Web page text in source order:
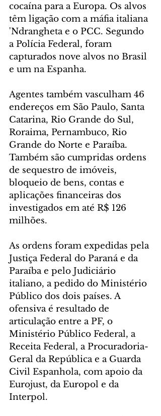
cocaína para a Europa. Os alvos
têm ligação com a máfia italiana
'Ndrangheta e o PCC. Segundo
a Polícia Federal, foram
capturados nove alvos no Brasil
e um na Espanha.
Agentes também vasculham 46
endereços em São Paulo, Santa
Catarina, Rio Grande do Sul,
Roraima, Pernambuco, Rio
Grande do Norte e Paraíba.
Também são cumpridas ordens
de sequestro de imóveis,
bloqueio de bens, contas e
aplicações financeiras dos
investigados em até R$ 126
milhões.
As ordens foram expedidas pela
Justiça Federal do Paraná e da
Paraíba e pelo Judiciário
italiano, a pedido do Ministério
Público dos dois países. A
ofensiva é resultado de
articulação entre a PF, o
Ministério Público Federal, a
Receita Federal, a Procuradoria-
Geral da República e a Guarda
Civil Espanhola, com apoio da
Eurojust, da Europol e da
Interpol.